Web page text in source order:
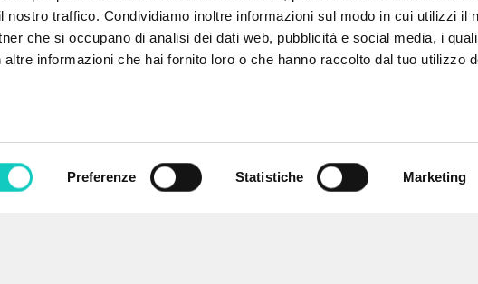
nostro traffico. Condividiamo inoltre informazioni sul modo in cui utilizzi il
che si occupano di analisi dei dati web, pubblicità e social media, i
informazioni che hai fornito loro o che hanno raccolto dal tuo utilizzo
Preferenze Statistiche Marketing
NAVIGA LINGUA